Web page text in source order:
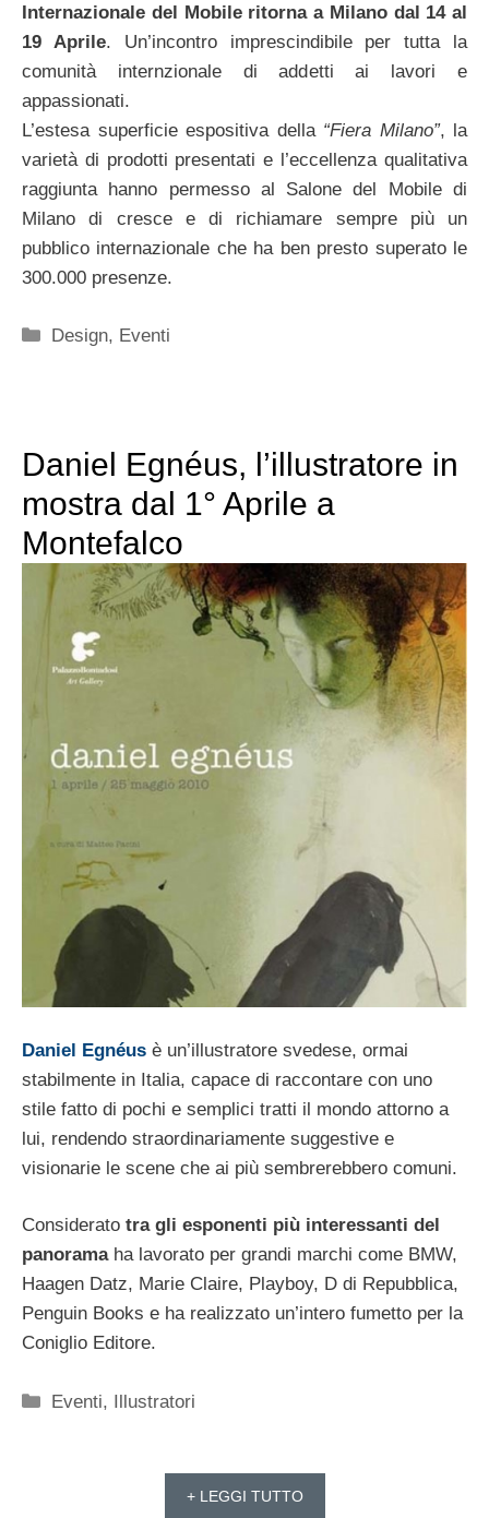
Internazionale del Mobile ritorna a Milano dal 14 al
19 Aprile. Un’incontro imprescindibile per tutta la
comunità internzionale di addetti ai lavori e
appassionati.
L’estesa superficie espositiva della “Fiera Milano”, la
varietà di prodotti presentati e l’eccellenza qualitativa
raggiunta hanno permesso al Salone del Mobile di
Milano di cresce e di richiamare sempre più un
pubblico internazionale che ha ben presto superato le
300.000 presenze.
Categorie
Design, Eventi
Daniel Egnéus, l’illustratore in
mostra dal 1° Aprile a
Montefalco
Daniel Egnéus è un’illustratore svedese, ormai
stabilmente in Italia, capace di raccontare con uno
stile fatto di pochi e semplici tratti il mondo attorno a
lui, rendendo straordinariamente suggestive e
visionarie le scene che ai più sembrerebbero comuni.
Considerato tra gli esponenti più interessanti del
panoramaha lavorato per grandi marchi come BMW,
Haagen Datz, Marie Claire, Playboy, D di Repubblica,
Penguin Books e ha realizzato un’intero fumetto per la
Coniglio Editore.
Categorie
Eventi, Illustratori
+ LEGGI TUTTO